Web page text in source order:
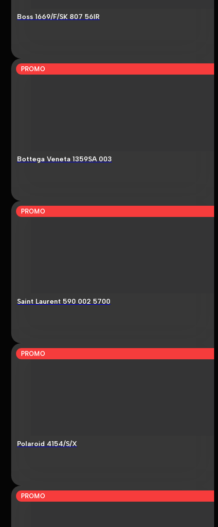
Boss 1669/F/SK 807 56IR
PROMO
Bottega Veneta 1359SA 003
PROMO
Saint Laurent 590 002 5700
PROMO
Polaroid 4154/S/X
PROMO